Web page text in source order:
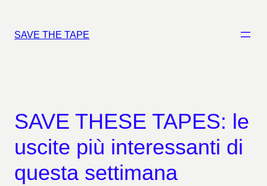
contenuto
SAVE THE TAPE
SAVE THESE TAPES: le
uscite più interessanti di
questa settimana